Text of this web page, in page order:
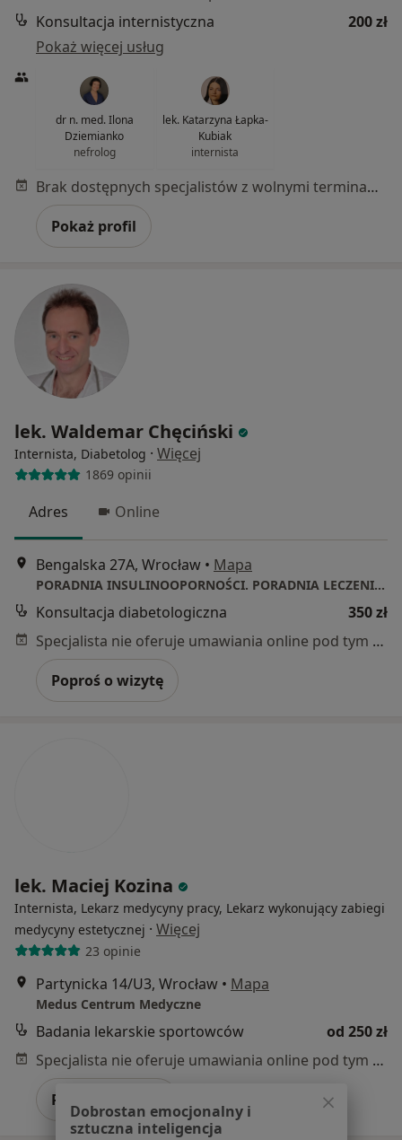
Konsultacja internistyczna
200 zł
Pokaż więcej usług
dr n. med. Ilona
Dziemianko
nefrolog
lek. Katarzyna Łapka-
Kubiak
internista
Brak dostępnych specjalistów z wolnymi terminami w tym centrum medycznym.
Pokaż profil
lek. Waldemar Chęciński
Internista, Diabetolog · Więcej
1869 opinii
Adres Online
Bengalska 27A, Wrocław • Mapa
PORADNIA INSULINOOPORNOŚCI. PORADNIA LECZENIA OTYŁOŚCI. PORADNIA CUKRZYCOWA.
Konsultacja diabetologiczna
350 zł
Specjalista nie oferuje umawiania online pod tym adresem.
Poproś o wizytę
lek. Maciej Kozina
Internista, Lekarz medycyny pracy, Lekarz wykonujący zabiegi
medycyny estetycznej · Więcej
23 opinie
Partynicka 14/U3, Wrocław • Mapa
Medus Centrum Medyczne
Badania lekarskie sportowców
od 250 zł
Specjalista nie oferuje umawiania online pod tym adresem.
Poproś o wizytę
Dobrostan emocjonalny i
sztuczna inteligencja